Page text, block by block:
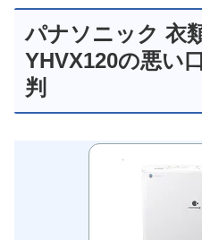
パナソニック 衣
YHVX120の悪い
判